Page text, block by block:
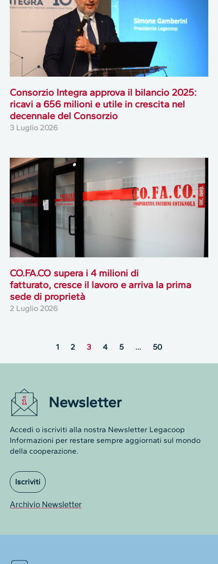
Consorzio Integra approva il bilancio 2025:
ricavi a 656 milioni e utile in crescita nel
decennale del Consorzio
3 Luglio 2026
CO.FA.CO supera i 4 milioni di
fatturato, cresce il lavoro e arriva la prima
sede di proprietà
2 Luglio 2026
1 2 3 4 5 … 50
Newsletter
Accedi o iscriviti alla nostra Newsletter Legacoop
Informazioni per restare sempre aggiornati sul mondo
della cooperazione.
Iscriviti
Archivio Newsletter